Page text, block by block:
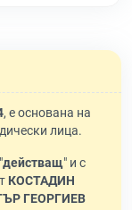
, е основана на
лица.
действащ" и с
КОСТАДИН
ГЕОРГИЕВ